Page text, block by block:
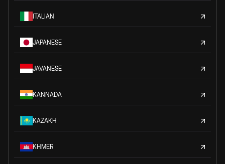
ITALIAN
JAPANESE
JAVANESE
KANNADA
KAZAKH
KHMER